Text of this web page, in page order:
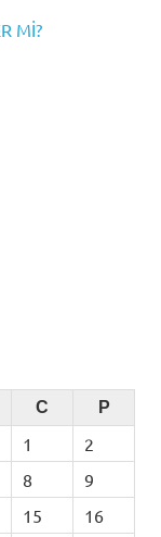
Mİ?
C P
1
2
8
9
15 16